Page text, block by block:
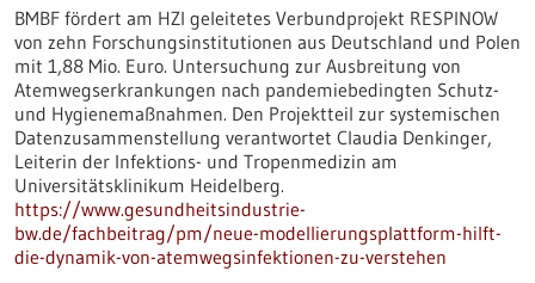
BMBF fördert am HZI geleitetes Verbundprojekt RESPINOW
von zehn Forschungsinstitutionen aus Deutschland und Polen
mit 1,88 Mio. Euro. Untersuchung zur Ausbreitung von
Atemwegserkrankungen nach pandemiebedingten Schutz-
und Hygienemaßnahmen. Den Projektteil zur systemischen
Datenzusammenstellung verantwortet Claudia Denkinger,
Leiterin der Infektions- und Tropenmedizin am
Universitätsklinikum Heidelberg.
https://www.gesundheitsindustrie-
bw.de/fachbeitrag/pm/neue-modellierungsplattform-hilft-
die-dynamik-von-atemwegsinfektionen-zu-verstehen